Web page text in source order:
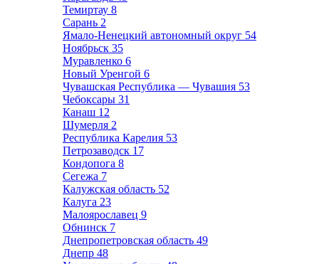
Темиртау 8
Сарань 2
Ямало-Ненецкий автономный округ 54
Ноябрьск 35
Муравленко 6
Новый Уренгой 6
Чувашская Республика — Чувашия 53
Чебоксары 31
Канаш 12
Шумерля 2
Республика Карелия 53
Петрозаводск 17
Кондопога 8
Сегежа 7
Калужская область 52
Калуга 23
Малоярославец 9
Обнинск 7
Днепропетровская область 49
Днепр 48